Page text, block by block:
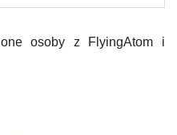
osoby z FlyingAtom i